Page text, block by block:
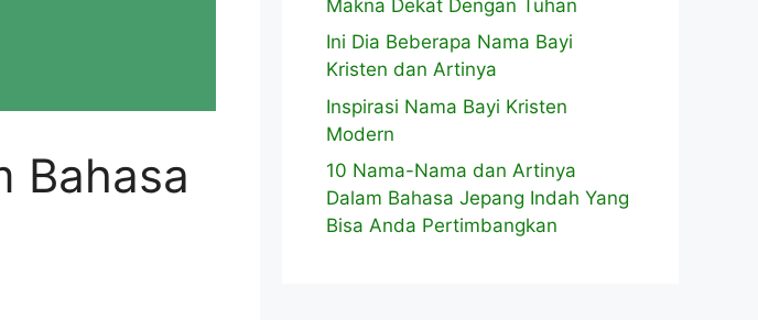
Bahasa
Makna Dekat Dengan Tuhan
Ini Dia Beberapa Nama Bayi
Kristen dan Artinya
Inspirasi Nama Bayi Kristen
Modern
10 Nama-Nama dan Artinya
Dalam Bahasa Jepang Indah Yang
Bisa Anda Pertimbangkan